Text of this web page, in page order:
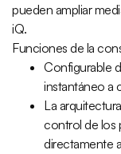
pueden ampliar
iQ.
Funciones de la
Configurable
instantáneo a
La
control de los
directamente